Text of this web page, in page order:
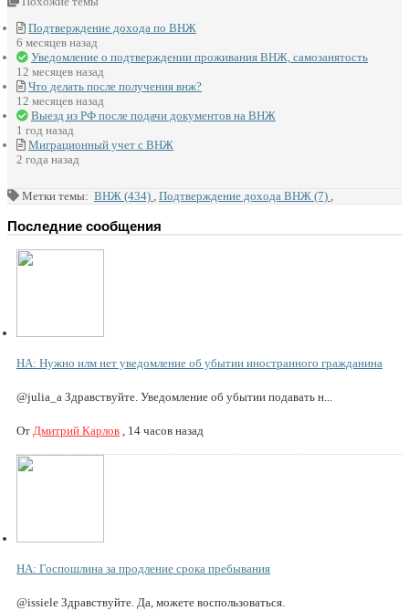
Подтверждение дохода по ВНЖ
6 месяцев назад
Уведомление о подтверждении проживания ВНЖ, самозанятость
12 месяцев назад
Что делать после получения внж?
12 месяцев назад
Выезд из РФ после подачи документов на ВНЖ
1 год назад
Миграционный учет с ВНЖ
2 года назад
Метки темы: ВНЖ (434) , Подтверждение дохода ВНЖ (7) ,
Последние сообщения
НА: Нужно илм нет уведомление об убытии иностранного гражданина
@julia_a Здравствуйте. Уведомление об убытии подавать н...
От Дмитрий Карлов , 14 часов назад
НА: Госпошлина за продление срока пребывания
@issiele Здравствуйте. Да, можете воспользоваться.